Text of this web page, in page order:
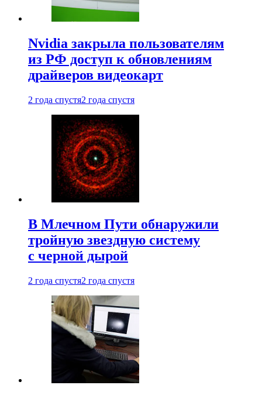
Nvidia закрыла пользователям
из РФ доступ к обновлениям
драйверов видеокарт
2 года спустя2 года спустя
В Млечном Пути обнаружили
тройную звездную систему
с черной дырой
2 года спустя2 года спустя